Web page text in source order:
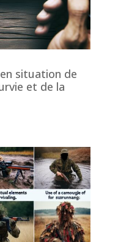
situation de
et de la